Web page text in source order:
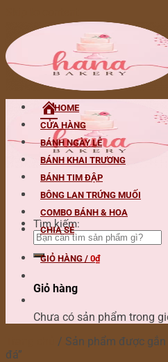
Tìm kiếm:
HOME
CỬA HÀNG
BÁNH NGÀY LỄ
BÁNH KHAI TRƯƠNG
BÁNH TIM ĐẬP
BÔNG LAN TRỨNG MUỐI
COMBO BÁNH & HOA
CHIA SẺ
GIỎ HÀNG / 0₫
Giỏ hàng
Chưa có sản phẩm trong
/ Sản phẩm được
đá”